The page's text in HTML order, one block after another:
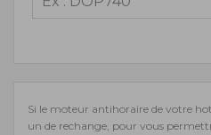
Si le moteur antihoraire de votre
un de rechange, pour vous